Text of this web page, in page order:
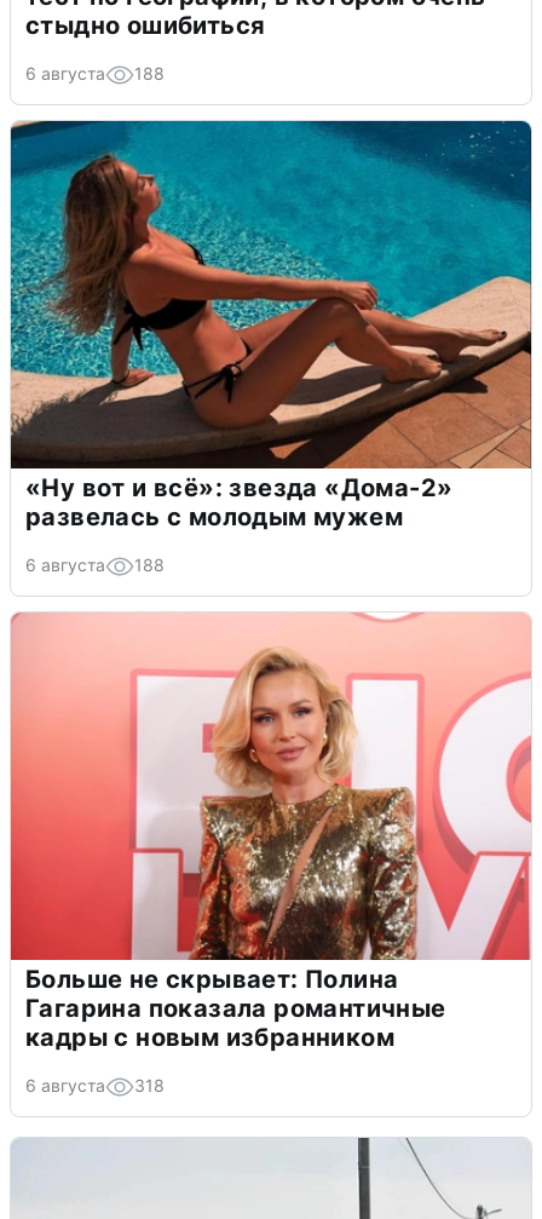
стыдно ошибиться
6 августа 188
«Ну вот и всё»: звезда «Дома-2»
развелась с молодым мужем
6 августа 188
Больше не скрывает: Полина
Гагарина показала романтичные
кадры с новым избранником
6 августа 318